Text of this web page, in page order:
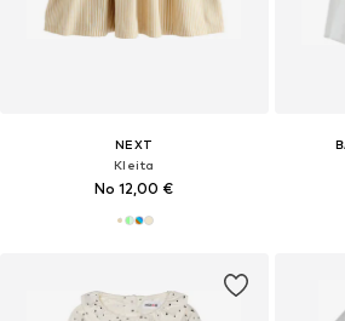
NEXT
Kleita
No 12,00 €